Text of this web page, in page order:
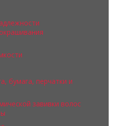
бумага, перчатки и
завивки волос